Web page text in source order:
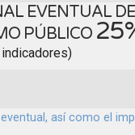
EVENTUAL
PÚBLICO
así como el